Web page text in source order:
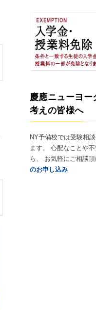
慶應ニューヨー
考えの皆様へ
NY予備校では受験相
ます。 心配なことや
ら、 お気軽にご相談
のお申し込み